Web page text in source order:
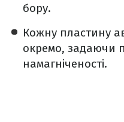
бору.
Кожну пластину
окремо, задаючи
намагніченості.